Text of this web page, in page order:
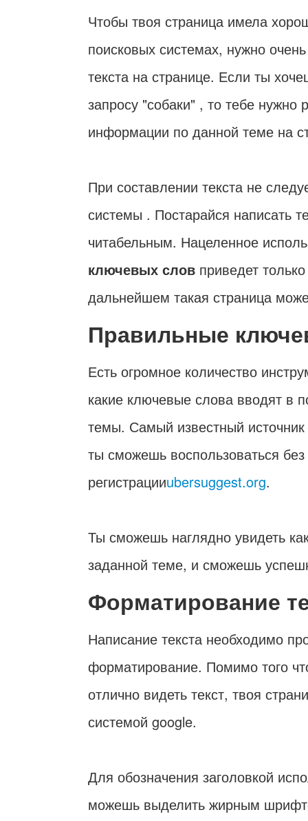
Чтобы твоя страница имела
поисковых системах, нужно
текста на странице. Если ты
запросу "собаки" , то тебе
информации по данной теме на
При составлении текста не
системы . Постарайся написать
читабельным. Нацеленное
ключевых слов приведет
дальнейшем такая страница
Правильные
Есть огромное количество
какие ключевые слова вводят в
темы. Самый известный источник
ты сможешь воспользоваться
регистрацииubersuggest.org.
Ты сможешь наглядно увидеть
заданной теме, и сможешь
Форматирование
Написание текста необходимо
форматирование. Помимо того
отлично видеть текст, твоя
системой google.
Для обозначения заголовкой
можешь выделить жирным